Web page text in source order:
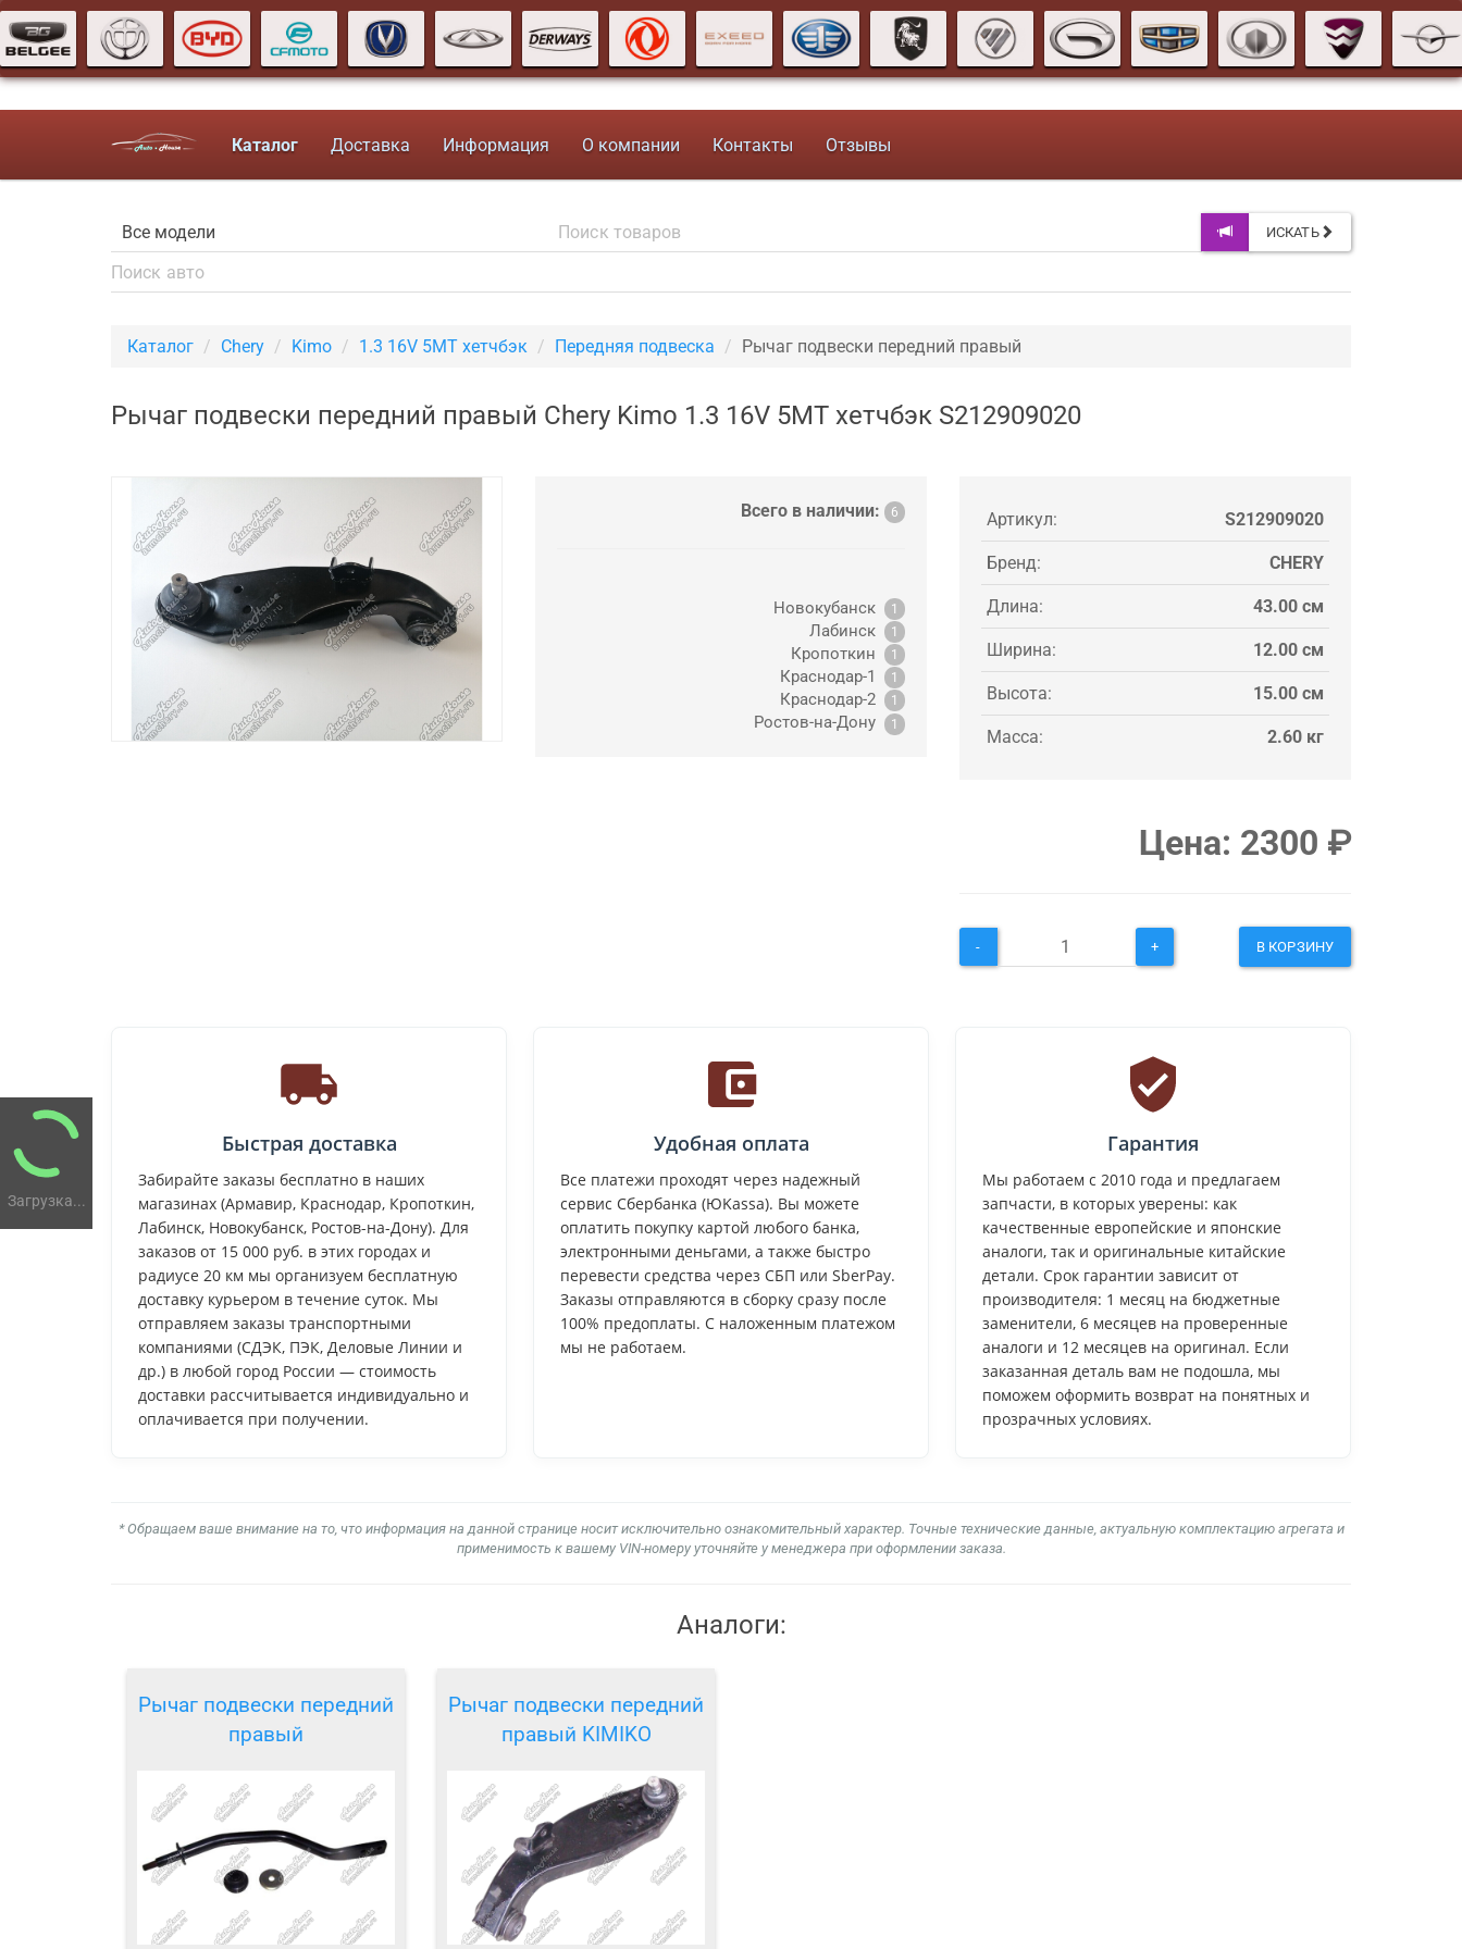
Загрузка...
Каталог Доставка Информация О компании Контакты Отзывы
ИСКАТЬ
Каталог Chery Kimo 1.3 16V 5MT хетчбэк Передняя подвеска Рычаг подвески передний правый
Рычаг подвески передний правый Chery Kimo 1.3 16V 5MT хетчбэк S212909020
Всего в наличии: 6
Новокубанск 1
Лабинск 1
Кропоткин 1
Краснодар-1 1
Краснодар-2 1
Ростов-на-Дону 1
Артикул: S212909020
Бренд: CHERY
Длина: 43.00 см
Ширина: 12.00 см
Высота: 15.00 см
Масса: 2.60 кг
Цена: 2300 ₽
- + В КОРЗИНУ
Быстрая доставка
Забирайте заказы бесплатно в наших
магазинах (Армавир, Краснодар, Кропоткин,
Лабинск, Новокубанск, Ростов-на-Дону). Для
заказов от 15 000 руб. в этих городах и
радиусе 20 км мы организуем бесплатную
доставку курьером в течение суток. Мы
отправляем заказы транспортными
компаниями (СДЭК, ПЭК, Деловые Линии и
др.) в любой город России — стоимость
доставки рассчитывается индивидуально и
оплачивается при получении.
Удобная оплата
Все платежи проходят через надежный
сервис Сбербанка (ЮKassa). Вы можете
оплатить покупку картой любого банка,
электронными деньгами, а также быстро
перевести средства через СБП или SberPay.
Заказы отправляются в сборку сразу после
100% предоплаты. С наложенным платежом
мы не работаем.
Гарантия
Мы работаем с 2010 года и предлагаем
запчасти, в которых уверены: как
качественные европейские и японские
аналоги, так и оригинальные китайские
детали. Срок гарантии зависит от
производителя: 1 месяц на бюджетные
заменители, 6 месяцев на проверенные
аналоги и 12 месяцев на оригинал. Если
заказанная деталь вам не подошла, мы
поможем оформить возврат на понятных и
прозрачных условиях.
* Обращаем ваше внимание на то, что информация на данной странице носит исключительно ознакомительный характер. Точные технические данные, актуальную комплектацию агрегата и
применимость к вашему VIN-номеру уточняйте у менеджера при оформлении заказа.
Аналоги:
Рычаг подвески передний
правый
Рычаг подвески передний
правый KIMIKO